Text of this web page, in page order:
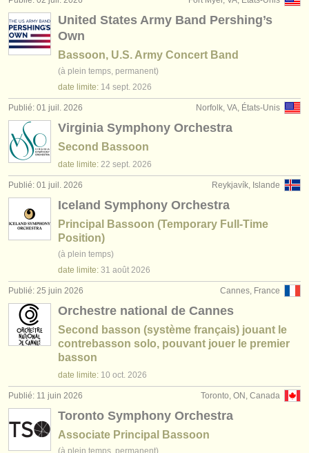
United States Army Band Pershing’s
Own
Bassoon, U.S. Army Concert Band
(à plein temps, permanent)
date limite: 14 sept. 2026
Norfolk, VA, États-Unis
Publié: 01 juil. 2026
Virginia Symphony Orchestra
Second Bassoon
date limite: 22 sept. 2026
Reykjavík, Islande
Publié: 01 juil. 2026
Iceland Symphony Orchestra
Principal Bassoon (Temporary Full-Time
Position)
(à plein temps)
date limite: 31 août 2026
Cannes, France
Publié: 25 juin 2026
Orchestre national de Cannes
Second basson (système français) jouant le
contrebasson solo, pouvant jouer le premier
basson
date limite: 10 oct. 2026
Toronto, ON, Canada
Publié: 11 juin 2026
Toronto Symphony Orchestra
Associate Principal Bassoon
(à plein temps, permanent)